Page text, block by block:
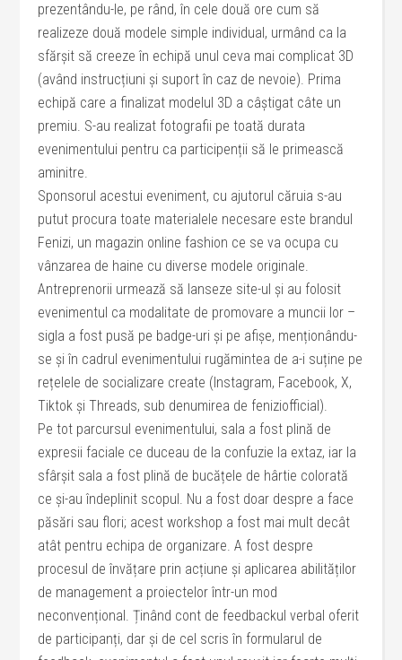
prezentându-le, pe rând, în cele două ore cum să
realizeze două modele simple individual, urmând ca la
sfărșit să creeze în echipă unul ceva mai complicat 3D
(având instrucțiuni și suport în caz de nevoie). Prima
echipă care a finalizat modelul 3D a câștigat câte un
premiu. S-au realizat fotografii pe toată durata
evenimentului pentru ca participenții să le primească
aminitre.
Sponsorul acestui eveniment, cu ajutorul căruia s-au
putut procura toate materialele necesare este brandul
Fenizi, un magazin online fashion ce se va ocupa cu
vânzarea de haine cu diverse modele originale.
Antreprenorii urmează să lanseze site-ul și au folosit
evenimentul ca modalitate de promovare a muncii lor –
sigla a fost pusă pe badge-uri și pe afișe, menționându-
se și în cadrul evenimentului rugămintea de a-i suține pe
rețelele de socializare create (Instagram, Facebook, X,
Tiktok și Threads, sub denumirea de feniziofficial).
Pe tot parcursul evenimentului, sala a fost plină de
expresii faciale ce duceau de la confuzie la extaz, iar la
sfârșit sala a fost plină de bucățele de hârtie colorată
ce și-au îndeplinit scopul. Nu a fost doar despre a face
păsări sau flori; acest workshop a fost mai mult decât
atât pentru echipa de organizare. A fost despre
procesul de învățare prin acțiune și aplicarea abilităților
de management a proiectelor într-un mod
neconvențional. Ținând cont de feedbackul verbal oferit
de participanți, dar și de cel scris în formularul de